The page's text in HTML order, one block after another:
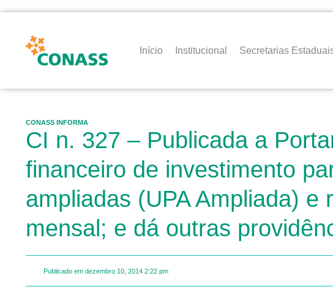
Início Institucional Secretarias
CONASS INFORMA
CI n. 327 – Publicada a
financeiro de investimento
ampliadas (UPA Ampliada)
mensal; e dá outras
Publicado em dezembro 10, 2014 2:22 pm